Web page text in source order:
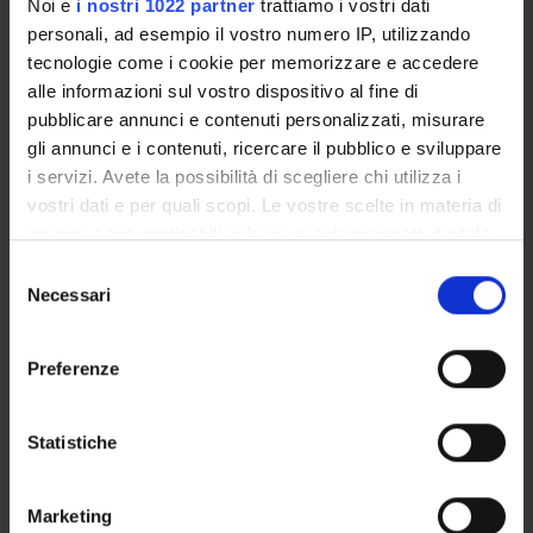
Noi e i nostri 1022 partner trattiamo i vostri dati
personali, ad esempio il vostro numero IP, utilizzando
tecnologie come i cookie per memorizzare e accedere
alle informazioni sul vostro dispositivo al fine di
pubblicare annunci e contenuti personalizzati, misurare
gli annunci e i contenuti, ricercare il pubblico e sviluppare
i servizi. Avete la possibilità di scegliere chi utilizza i
vostri dati e per quali scopi. Le vostre scelte in materia di
modificare o revocare il proprio consenso in qualsiasi
momento dalla Dichiarazione sui cookie o facendo clic
raccogliere informazioni sulla tua posizione
geografica, con un'approssimazione di qualche
Identificare il tuo dispositivo, scansionandolo
delNecessari
Preferenze
Statistiche
Marketing
L’emprunt et sa glose chez Emmanuel Carrère : valeurs et
Portrait du Professeur Froeppel en linguiste folk
La “lingua salvata” di Emmanuel Carrère: percorsi identitari
AREE DI RICERCA
STRUTTURE